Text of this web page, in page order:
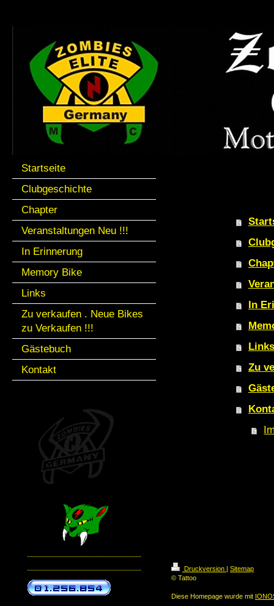
Startseite
Clubgeschichte
Chapter
Veranstaltungen Neu !!!
In Erinnerung
Memory Bike
Links
Zu verkaufen . Neue Bikes
zu Verkaufen !!!
Gästebuch
Kontakt
In
Links
Zu
Druckversion | Sitemap
© Tattoo
Diese Homepage wurde mit